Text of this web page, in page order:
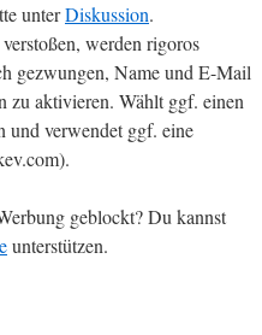
unterDiskussion.
werden rigoros
gezwungen, Name und E-Mail
zu aktivieren. Wählt ggf. einen
und verwendet ggf. eine
geblockt? Du kannst
unterstützen.